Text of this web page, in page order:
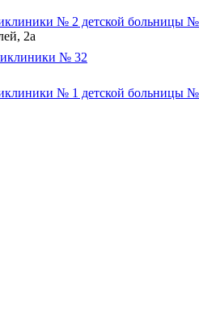
№ 2 детской больницы
2а
№ 32
№ 1 детской больницы